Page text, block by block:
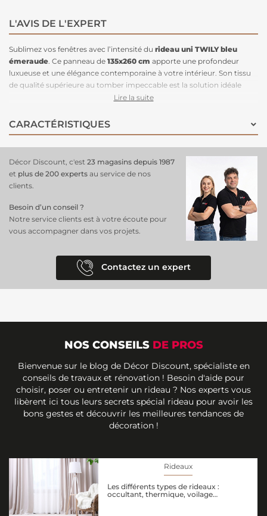
L'AVIS DE L'EXPERT
Sublimez vos fenêtres avec l’intensité du rideau uni TWILY bleu
émeraude. Ce panneau de 135x260 cm apporte une profondeur
luxueuse et une élégance contemporaine à votre intérieur. Son tissu
de qualité supérieure au tomber impeccable est la solution idéale
pour structurer votre décoration tout en créant une atmosphère chic
Lire la suite
CARACTÉRISTIQUES
Décor Discount, c'est 23 magasins depuis 1987
et plus de 200 experts au service de nos
clients.
Besoin d’un conseil ?
Notre service clients est à votre écoute pour
vous accompagner dans vos projets.
Contactez un expert
NOS CONSEILS DE PROS
Bienvenue sur le blog de Décor Discount, spécialiste en
conseils de travaux et rénovation ! Besoin d'aide pour
choisir, poser ou entretenir un rideau ? Nos experts vous
libèrent ici tous leurs secrets spécial rideau pour avoir les
bons gestes et découvrir les meilleures tendances de
décoration !
Rideaux
Les différents types de rideaux :
occultant, thermique, voilage…